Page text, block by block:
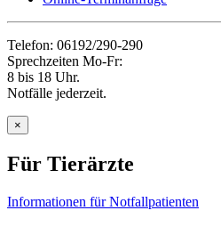
Telefon: 06192/290-290
Sprechzeiten Mo-Fr:
8 bis 18 Uhr.
Notfälle jederzeit.
×
Für Tierärzte
Informationen für Notfallpatienten